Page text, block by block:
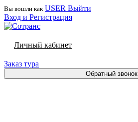
Вы вошли как USER Выйти
Вход и Регистрация
Личный кабинет
Заказ тура
Обратный звонок